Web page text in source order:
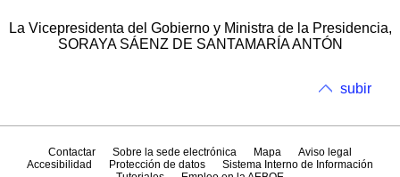
La Vicepresidenta del Gobierno y Ministra de la Presidencia,
SORAYA SÁENZ DE SANTAMARÍA ANTÓN
subir
Contactar Sobre la sede electrónica Mapa
Aviso legal
Accesibilidad
Protección de datos
Sistema Interno de Información